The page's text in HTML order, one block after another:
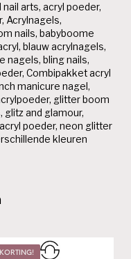
nail arts,acryl poeder,
, Acrylnagels,
nails, babyboome
, blauw acrylnagels,
nagels, bling nails,
,Combipakket acryl
manicure nagel,
, glitter boom
, glitz and glamour,
poeder,neon glitter
kleuren
KORTING!